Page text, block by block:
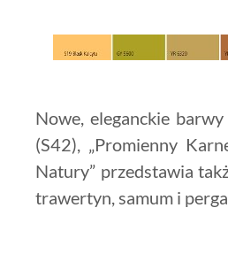
Nowe, eleganckie
(S42), „Promienny
Natury” przedstawia
trawertyn, samum i